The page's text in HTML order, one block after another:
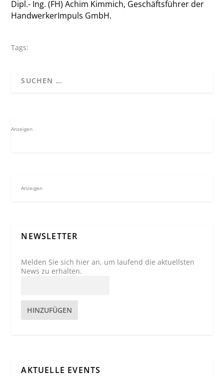
Dipl.- Ing. (FH) Achim Kimmich, Geschäftsführer der
HandwerkerImpuls GmbH.
Tags:
Anzeigen
Anzeigen
NEWSLETTER
Melden Sie sich hier an, um laufend die aktuellsten
News zu erhalten.
HINZUFÜGEN
AKTUELLE EVENTS